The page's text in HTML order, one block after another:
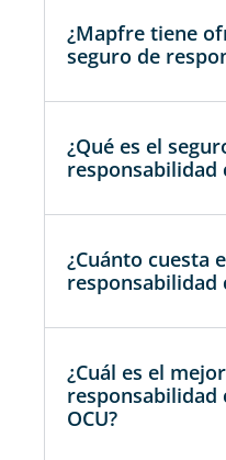
¿Mapfre tiene
seguro de
¿Qué es el
responsabilidad
¿Cuánto cuesta
responsabilidad
¿Cuál es el
responsabilidad
OCU?